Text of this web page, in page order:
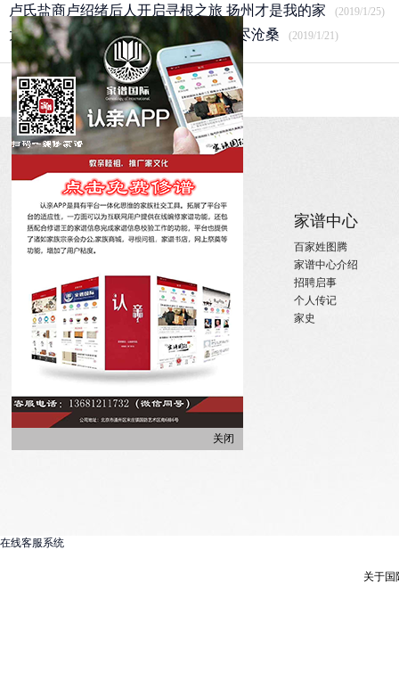
卢氏盐商卢绍绪后人开启寻根之旅 扬州才是我的家 (2019/1/25)
太祖赵匡胤后裔｜肥东县赵氏宗祠历尽沧桑 (2019/1/21)
关于
关于国际家谱
实习机会
微信订阅
家族新闻
宗亲活动
姓氏大事记
寻亲咨询
家谱中心
百家姓图腾
家谱中心介绍
招聘启事
个人传记
家史
关于国
在线客服系统
关闭